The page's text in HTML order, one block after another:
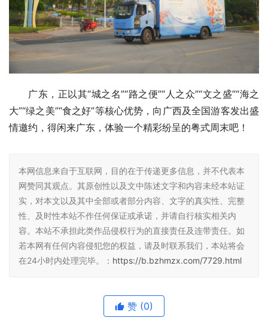
广东，正以其“城之名”“路之便”“人之众”“文之盛”“海之
大”“绿之美”“食之好”等核心优势，向广西及全国游客发出盛
情邀约，得闲来广东，体验一个精彩纷呈的粤式周末吧！
本网信息来自于互联网，目的在于传递更多信息，并不代表本
网赞同其观点。其原创性以及文中陈述文字和内容未经本站证
实，对本文以及其中全部或者部分内容、文字的真实性、完整
性、及时性本站不作任何保证或承诺，并请自行核实相关内
容。本站不承担此类作品侵权行为的直接责任及连带责任。如
若本网有任何内容侵犯您的权益，请及时联系我们，本站将会
在24小时内处理完毕。： https://b.bzhmzx.com/7729.html
赞 (0)